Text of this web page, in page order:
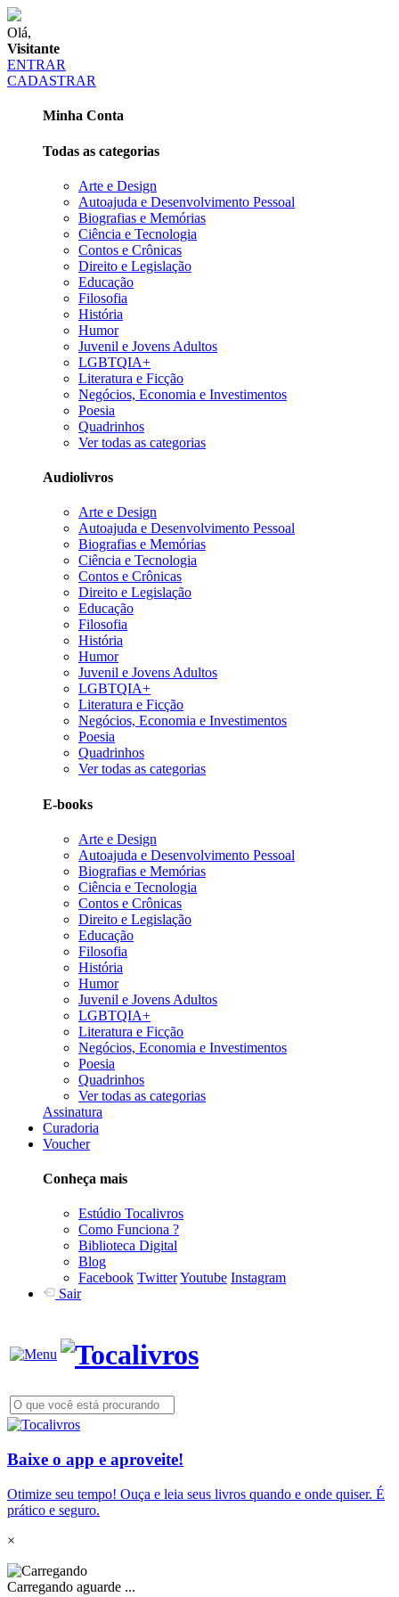
Olá,
Visitante
ENTRAR
CADASTRAR
Minha Conta
Todas as categorias
Arte e Design
Autoajuda e Desenvolvimento Pessoal
Biografias e Memórias
Ciência e Tecnologia
Contos e Crônicas
Direito e Legislação
Educação
Filosofia
História
Humor
Juvenil e Jovens Adultos
LGBTQIA+
Literatura e Ficção
Negócios, Economia e Investimentos
Poesia
Quadrinhos
Ver todas as categorias
Audiolivros
Arte e Design
Autoajuda e Desenvolvimento Pessoal
Biografias e Memórias
Ciência e Tecnologia
Contos e Crônicas
Direito e Legislação
Educação
Filosofia
História
Humor
Juvenil e Jovens Adultos
LGBTQIA+
Literatura e Ficção
Negócios, Economia e Investimentos
Poesia
Quadrinhos
Ver todas as categorias
E-books
Arte e Design
Autoajuda e Desenvolvimento Pessoal
Biografias e Memórias
Ciência e Tecnologia
Contos e Crônicas
Direito e Legislação
Educação
Filosofia
História
Humor
Juvenil e Jovens Adultos
LGBTQIA+
Literatura e Ficção
Negócios, Economia e Investimentos
Poesia
Quadrinhos
Ver todas as categorias
Assinatura
Curadoria
Voucher
Conheça mais
Estúdio Tocalivros
Como Funciona ?
Biblioteca Digital
Blog
Facebook TwitterYoutube Instagram
Sair
Baixe o app e aproveite!
Otimize seu tempo! Ouça e leia seus livros quando e onde quiser. É
prático e seguro.
×
Carregando aguarde ...